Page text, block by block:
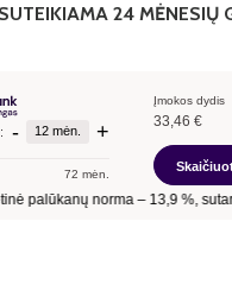
24 MĖNESIŲ